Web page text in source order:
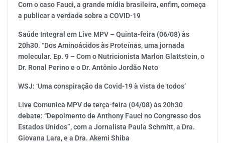
Com o caso Fauci, a grande mídia brasileira, enfim, começa
a publicar a verdade sobre a COVID-19
Saúde Integral em Live MPV – Quinta-feira (06/08) às
20h30. “Dos Aminoácidos às Proteínas, uma jornada
molecular. Ep. 9 – Com o Nutricionista Marlon Glattstein, o
Dr. Ronal Perino e o Dr. Antônio Jordão Neto
WSJ: ‘Uma conspiração da Covid-19 à vista de todos’
Live Comunica MPV de terça-feira (04/08) ás 20h30
debate: “Depoimento de Anthony Fauci no Congresso dos
Estados Unidos”, com a Jornalista Paula Schmitt, a Dra.
Giovana Lara, e a Dra. Akemi Shiba